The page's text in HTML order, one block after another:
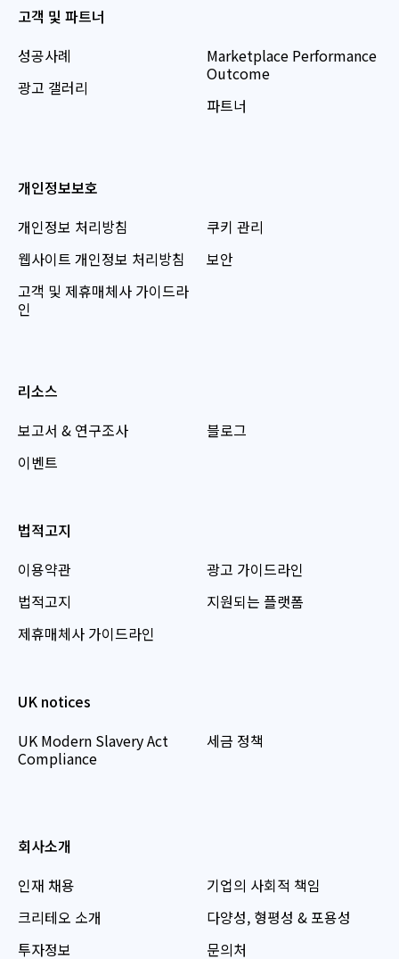
고객 및 파트너
성공사례
광고 갤러리
Marketplace Performance
Outcome
파트너
개인정보보호
개인정보 처리방침
웹사이트 개인정보 처리방침
고객 및 제휴매체사 가이드라
인
쿠키 관리
보안
리소스
보고서 & 연구조사
이벤트
블로그
법적고지
이용약관
법적고지
제휴매체사 가이드라인
광고 가이드라인
지원되는 플랫폼
UK notices
UK Modern Slavery Act
Compliance
세금 정책
회사소개
인재 채용
크리테오 소개
투자정보
기업의 사회적 책임
다양성, 형평성 & 포용성
문의처